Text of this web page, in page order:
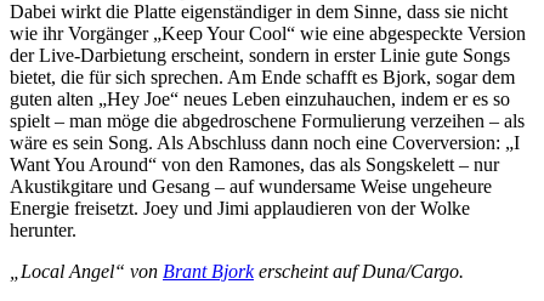
Dabei wirkt die Platte eigenständiger in dem Sinne, dass sie nicht
wie ihr Vorgänger „Keep Your Cool“ wie eine abgespeckte Version
der Live-Darbietung erscheint, sondern in erster Linie gute Songs
bietet, die für sich sprechen. Am Ende schafft es Bjork, sogar dem
guten alten „Hey Joe“ neues Leben einzuhauchen, indem er es so
spielt – man möge die abgedroschene Formulierung verzeihen – als
wäre es sein Song. Als Abschluss dann noch eine Coverversion: „I
Want You Around“ von den Ramones, das als Songskelett – nur
Akustikgitare und Gesang – auf wundersame Weise ungeheure
Energie freisetzt. Joey und Jimi applaudieren von der Wolke
herunter.
„Local Angel“ von Brant Bjorkerscheint auf Duna/Cargo.